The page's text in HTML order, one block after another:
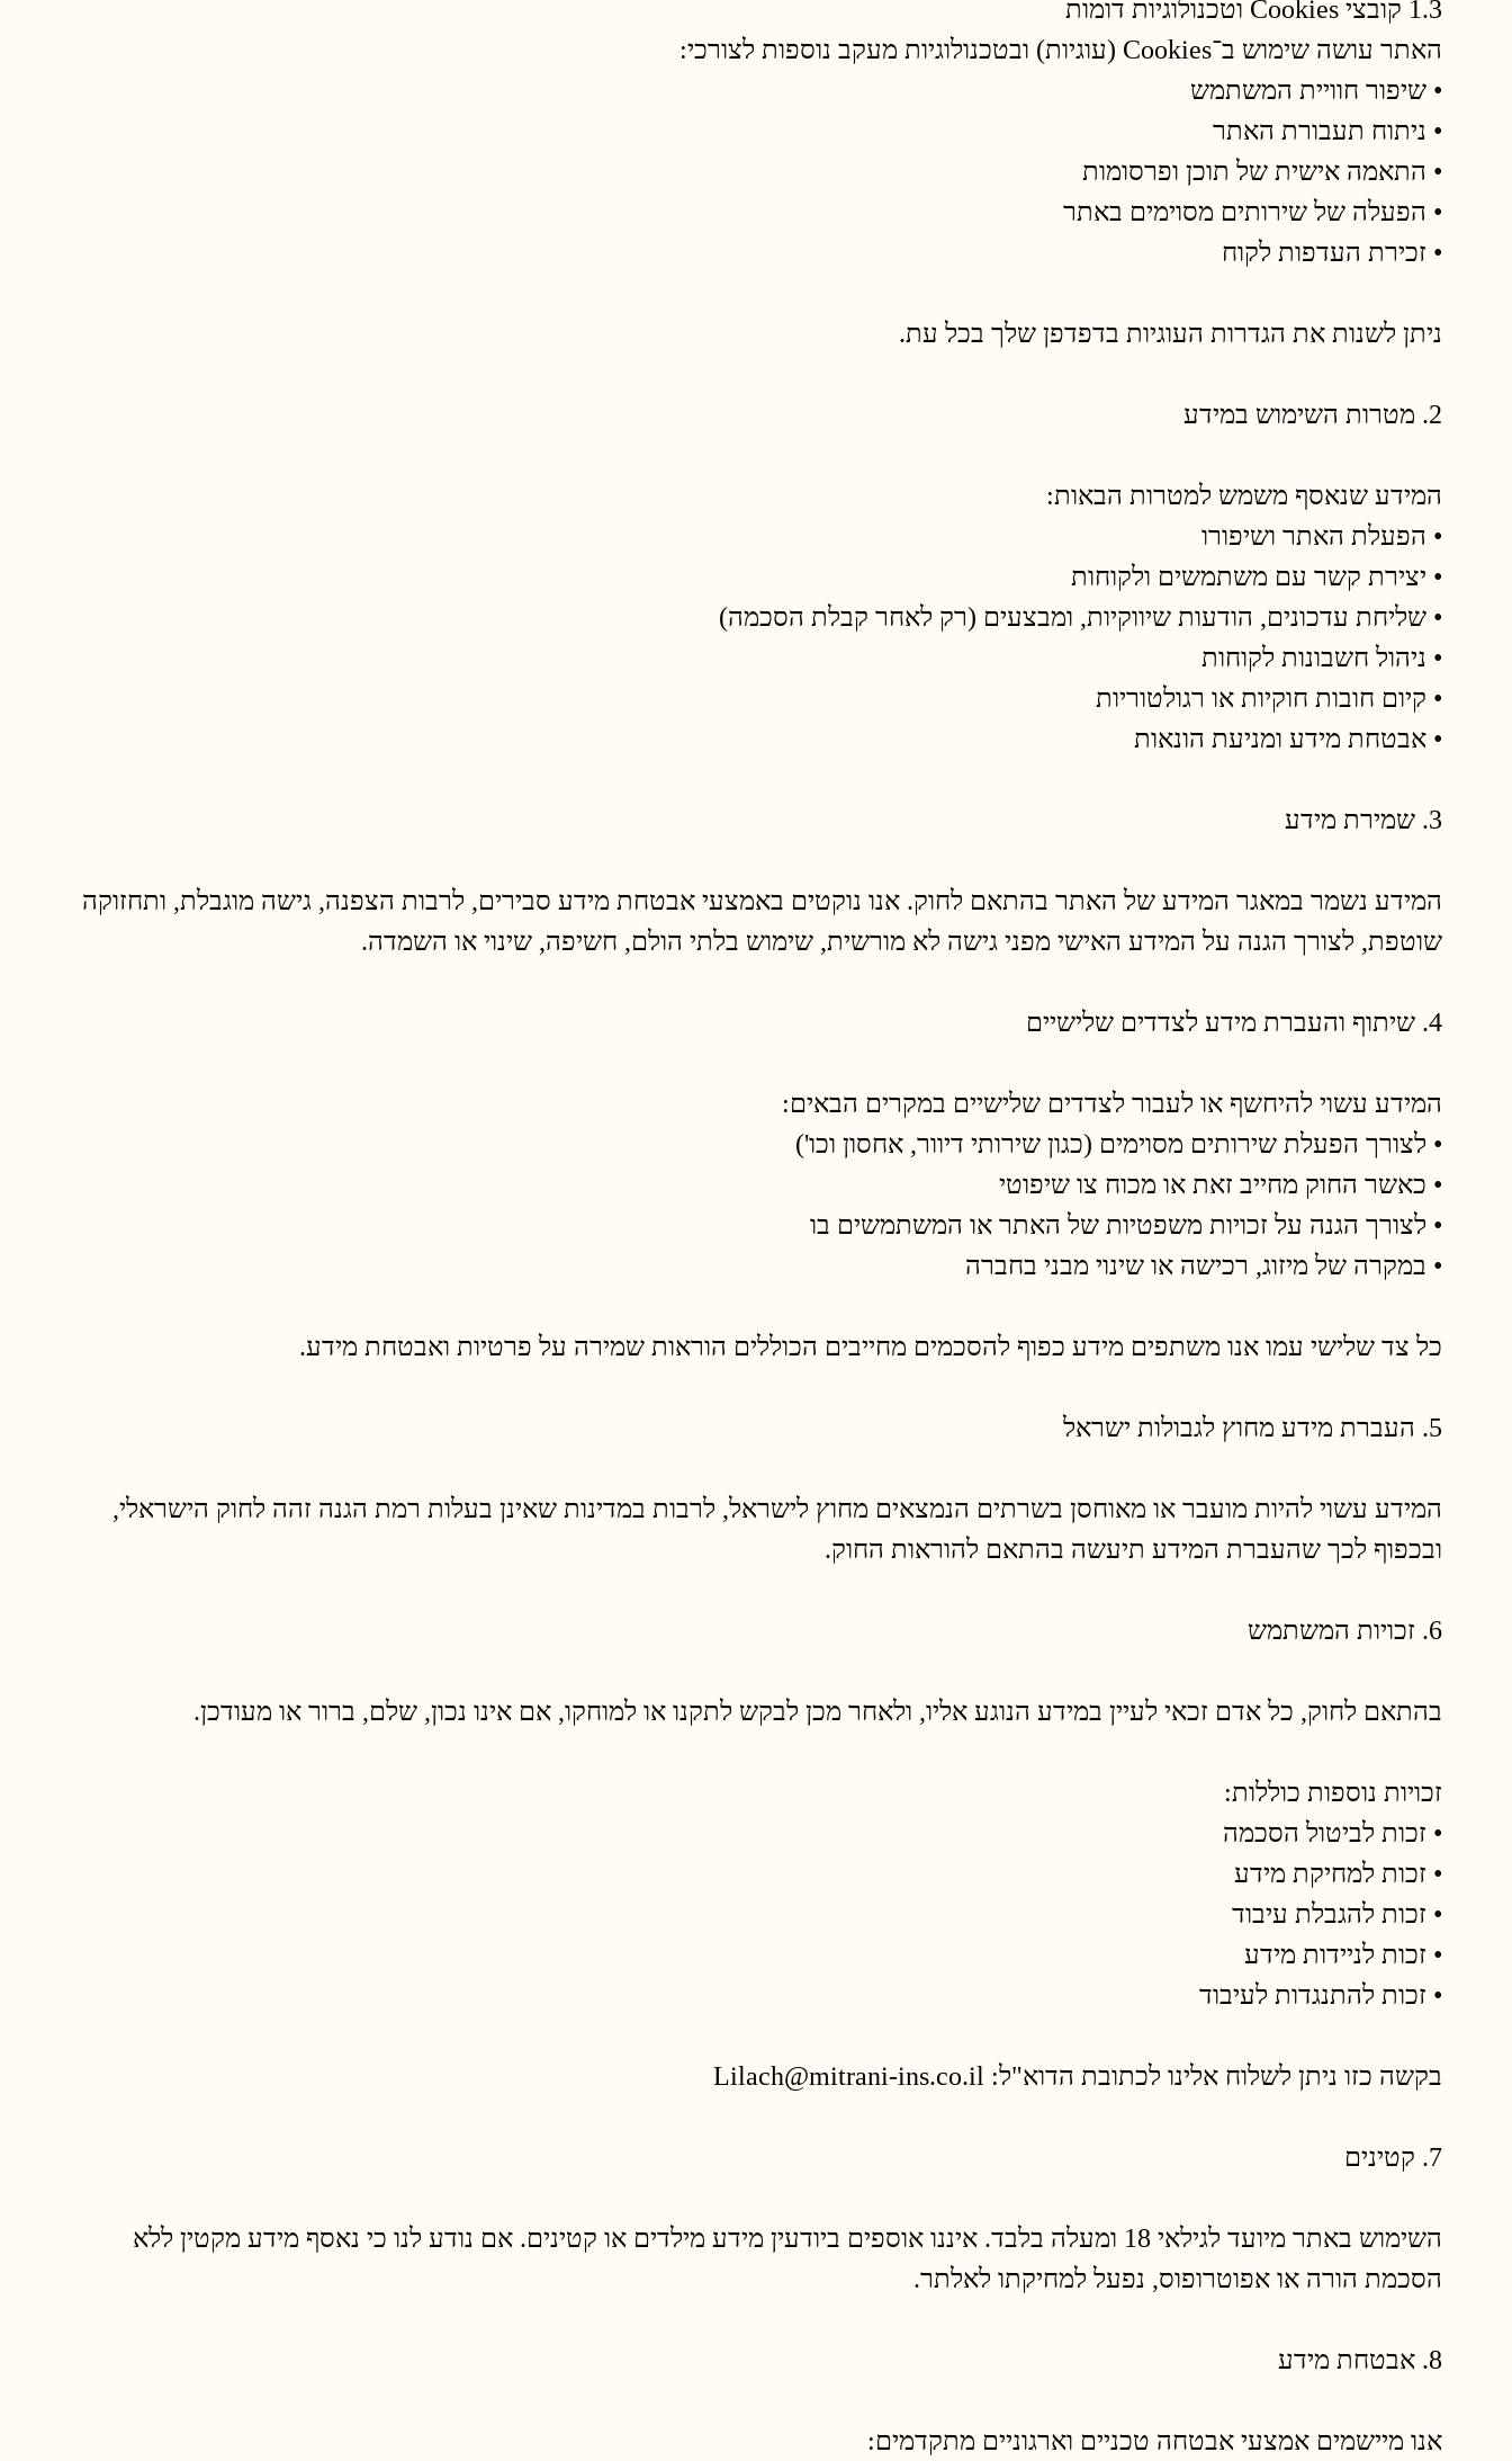
1.3 קובצי Cookies וטכנולוגיות דומות
האתר עושה שימוש ב־Cookies (עוגיות) ובטכנולוגיות מעקב נוספות לצורכי:
• שיפור חוויית המשתמש
• ניתוח תעבורת האתר
• התאמה אישית של תוכן ופרסומות
• הפעלה של שירותים מסוימים באתר
• זכירת העדפות לקוח
ניתן לשנות את הגדרות העוגיות בדפדפן שלך בכל עת.
2. מטרות השימוש במידע
המידע שנאסף משמש למטרות הבאות:
• הפעלת האתר ושיפורו
• יצירת קשר עם משתמשים ולקוחות
• שליחת עדכונים, הודעות שיווקיות, ומבצעים (רק לאחר קבלת הסכמה)
• ניהול חשבונות לקוחות
• קיום חובות חוקיות או רגולטוריות
• אבטחת מידע ומניעת הונאות
3. שמירת מידע
המידע נשמר במאגר המידע של האתר בהתאם לחוק. אנו נוקטים באמצעי אבטחת מידע סבירים, לרבות הצפנה, גישה מוגבלת, ותחזוקה
שוטפת, לצורך הגנה על המידע האישי מפני גישה לא מורשית, שימוש בלתי הולם, חשיפה, שינוי או השמדה.
4. שיתוף והעברת מידע לצדדים שלישיים
המידע עשוי להיחשף או לעבור לצדדים שלישיים במקרים הבאים:
• לצורך הפעלת שירותים מסוימים (כגון שירותי דיוור, אחסון וכו')
• כאשר החוק מחייב זאת או מכוח צו שיפוטי
• לצורך הגנה על זכויות משפטיות של האתר או המשתמשים בו
• במקרה של מיזוג, רכישה או שינוי מבני בחברה
כל צד שלישי עמו אנו משתפים מידע כפוף להסכמים מחייבים הכוללים הוראות שמירה על פרטיות ואבטחת מידע.
5. העברת מידע מחוץ לגבולות ישראל
המידע עשוי להיות מועבר או מאוחסן בשרתים הנמצאים מחוץ לישראל, לרבות במדינות שאינן בעלות רמת הגנה זהה לחוק הישראלי,
ובכפוף לכך שהעברת המידע תיעשה בהתאם להוראות החוק.
6. זכויות המשתמש
בהתאם לחוק, כל אדם זכאי לעיין במידע הנוגע אליו, ולאחר מכן לבקש לתקנו או למוחקו, אם אינו נכון, שלם, ברור או מעודכן.
זכויות נוספות כוללות:
• זכות לביטול הסכמה
• זכות למחיקת מידע
• זכות להגבלת עיבוד
• זכות לניידות מידע
• זכות להתנגדות לעיבוד
בקשה כזו ניתן לשלוח אלינו לכתובת הדוא"ל: Lilach@mitrani-ins.co.il
7. קטינים
השימוש באתר מיועד לגילאי 18 ומעלה בלבד. איננו אוספים ביודעין מידע מילדים או קטינים. אם נודע לנו כי נאסף מידע מקטין ללא
הסכמת הורה או אפוטרופוס, נפעל למחיקתו לאלתר.
8. אבטחת מידע
אנו מיישמים אמצעי אבטחה טכניים וארגוניים מתקדמים: